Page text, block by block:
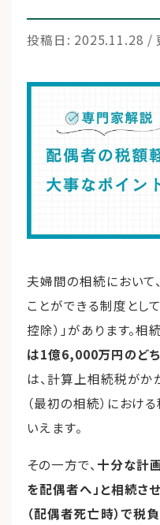
無料ご相談
ファミリーオフィスと
関連書籍
メールマガジン登録
よくある質問
投稿日: 2025.11.28 /
夫婦間の相続において
ことができる制度とし
控除）」があります。相
は1億6,000万円のど
は、計算上相続税がか
（最初の相続）におけ
いえます。
その一方で、 十分な計
を配偶者へ」と相続さ
（配偶者死亡時）で税